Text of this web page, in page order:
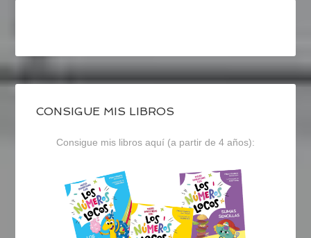
CONSIGUE MIS LIBROS
Consigue mis libros aquí (a partir de 4 años):